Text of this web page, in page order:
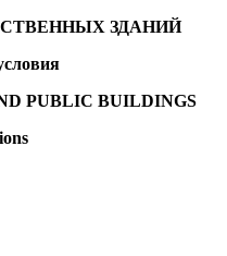
ЗДАНИЙ
PUBLIC BUILDINGS